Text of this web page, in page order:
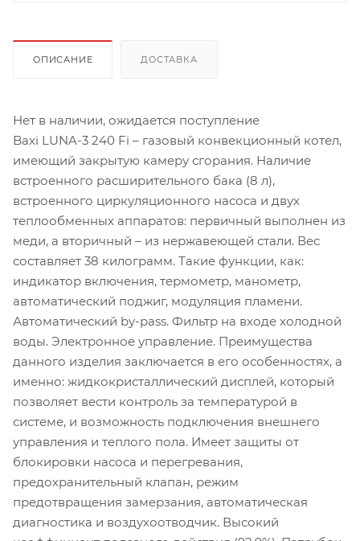
ОПИСАНИЕ ДОСТАВКА
Нет в наличии, ожидается поступление
Baxi LUNA-3 240 Fi – газовый конвекционный котел,
имеющий закрытую камеру сгорания. Наличие
встроенного расширительного бака (8 л),
встроенного циркуляционного насоса и двух
теплообменных аппаратов: первичный выполнен из
меди, а вторичный – из нержавеющей стали. Вес
составляет 38 килограмм. Такие функции, как:
индикатор включения, термометр, манометр,
автоматический поджиг, модуляция пламени.
Автоматический by-pass. Фильтр на входе холодной
воды. Электронное управление. Преимущества
данного изделия заключается в его особенностях, а
именно: жидкокристаллический дисплей, который
позволяет вести контроль за температурой в
системе, и возможность подключения внешнего
управления и теплого пола. Имеет защиты от
блокировки насоса и перегревания,
предохранительный клапан, режим
предотвращения замерзания, автоматическая
диагностика и воздухоотводчик. Высокий